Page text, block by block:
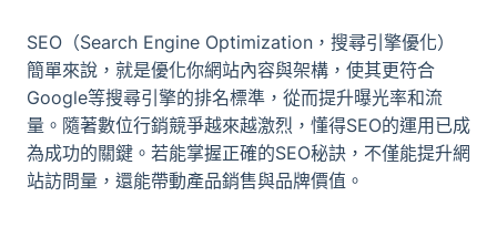
SEO（Search Engine Optimization，搜尋引擎優化）
簡單來說，就是優化你網站內容與架構，使其更符合
Google等搜尋引擎的排名標準，從而提升曝光率和流
量。隨著數位行銷競爭越來越激烈，懂得SEO的運用已成
為成功的關鍵。若能掌握正確的SEO秘訣，不僅能提升網
站訪問量，還能帶動產品銷售與品牌價值。